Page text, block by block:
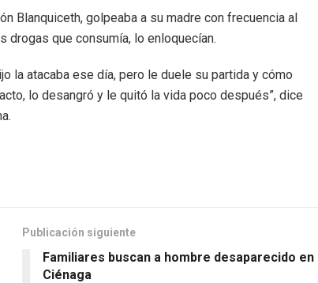
Blanquiceth, golpeaba a su madre con frecuencia al
drogas que consumía, lo enloquecían.
la atacaba ese día, pero le duele su partida y cómo
lo desangró y le quitó la vida poco después”, dice
Publicación siguiente
Familiares buscan a hombre desaparecido en
Ciénaga